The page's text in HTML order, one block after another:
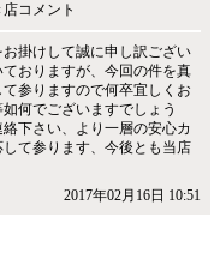
コメント
掛けして誠に申し訳ござい
おりますが、今回の件を真
参りますので何卒宜しくお
何でございますでしょう
下さい、より一層の安心カ
て参ります、今後とも当店
2017年02月16日 10:51